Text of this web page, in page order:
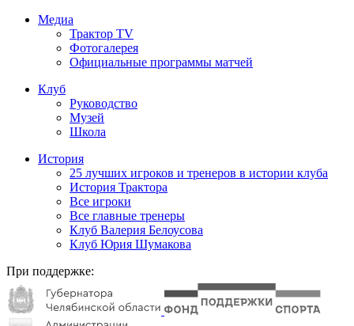
Медиа
Трактор TV
Фотогалерея
Официальные программы матчей
Клуб
Руководство
Музей
Школа
История
25 лучших игроков и тренеров в истории клуба
История Трактора
Все игроки
Все главные тренеры
Клуб Валерия Белоусова
Клуб Юрия Шумакова
При поддержке: